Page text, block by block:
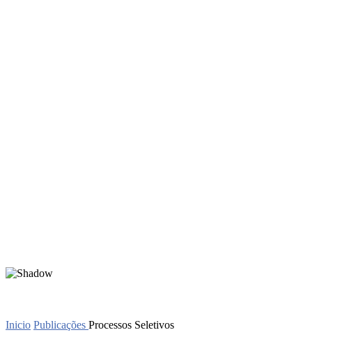
Inicio Publicações Processos Seletivos